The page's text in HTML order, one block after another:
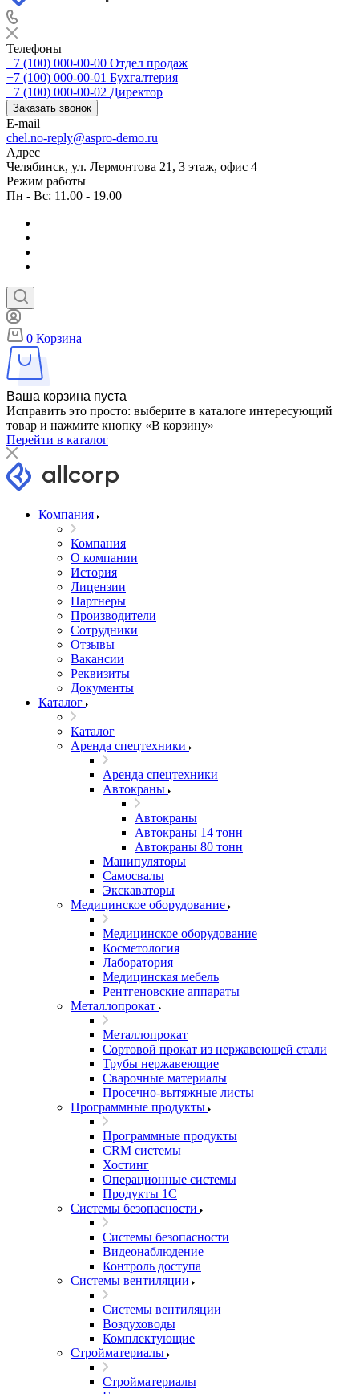
Телефоны
+7 (100) 000-00-00 Отдел продаж
+7 (100) 000-00-01 Бухгалтерия
+7 (100) 000-00-02 Директор
Заказать звонок
E-mail
chel.no-reply@aspro-demo.ru
Адрес
Челябинск, ул. Лермонтова 21, 3 этаж, офис 4
Режим работы
Пн - Вс: 11.00 - 19.00
0 Корзина
Ваша корзина пуста
Исправить это просто: выберите в каталоге интересующий
товар и нажмите кнопку «В корзину»
Перейти в каталог
Компания
Компания
О компании
История
Лицензии
Партнеры
Производители
Сотрудники
Отзывы
Вакансии
Реквизиты
Документы
Каталог
Каталог
Аренда спецтехники
Аренда спецтехники
Автокраны
Автокраны
Автокраны 14 тонн
Автокраны 80 тонн
Манипуляторы
Самосвалы
Экскаваторы
Медицинское оборудование
Медицинское оборудование
Косметология
Лаборатория
Медицинская мебель
Рентгеновские аппараты
Металлопрокат
Металлопрокат
Сортовой прокат из нержавеющей стали
Трубы нержавеющие
Сварочные материалы
Просечно-вытяжные листы
Программные продукты
Программные продукты
CRM системы
Хостинг
Операционные системы
Продукты 1С
Системы безопасности
Системы безопасности
Видеонаблюдение
Контроль доступа
Системы вентиляции
Системы вентиляции
Воздуховоды
Комплектующие
Стройматериалы
Стройматериалы